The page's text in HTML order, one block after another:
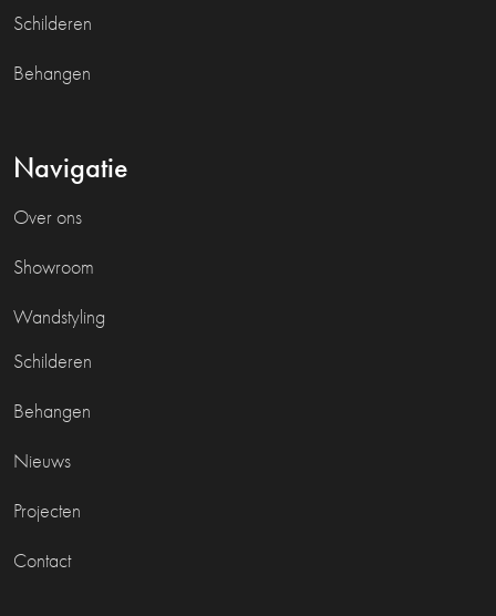
Schilderen
Behangen
Navigatie
Over ons
Showroom
Wandstyling
Schilderen
Behangen
Nieuws
Projecten
Contact